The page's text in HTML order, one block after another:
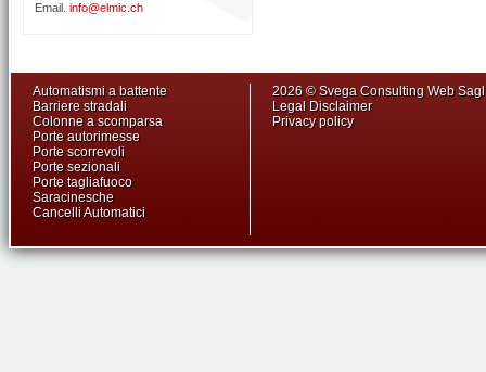
Email. info@elmic.ch
Automatismi a battente
Barriere stradali
Colonne a scomparsa
Porte autorimesse
Porte scorrevoli
Porte sezionali
Porte tagliafuoco
Saracinesche
Cancelli Automatici
2026 © Svega Consulting Web
Legal Disclaimer
Privacy policy